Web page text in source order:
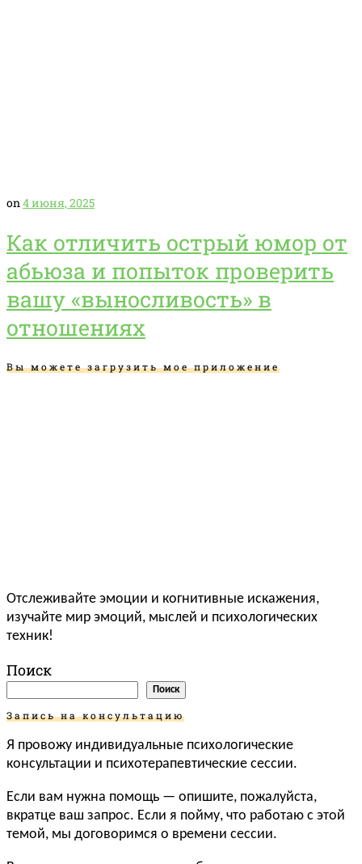
on4 июня, 2025
Как отличить острый юмор от
абьюза и попыток проверить
вашу «выносливость» в
отношениях
Вы можете загрузить мое приложение
Отслеживайте эмоции и когнитивные искажения,
изучайте мир эмоций, мыслей и психологических
техник!
Поиск
Поиск
Запись на консультацию
Я провожу индивидуальные психологические
консультации и психотерапевтические сессии.
Если вам нужна помощь — опишите, пожалуйста,
вкратце ваш запрос. Если я пойму, что работаю с этой
темой, мы договоримся о времени сессии.